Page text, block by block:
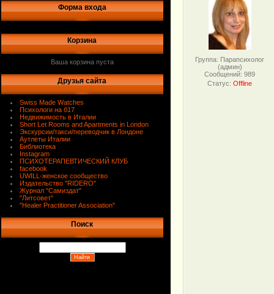
Форма входа
Корзина
Ваша корзина пуста
Друзья сайта
Swiss Made Watches
Психологи на б17
Недвижимость в Италии
Short Let Rooms and Apartments in London
Экскурсии/такси/переводчик в Лондоне
Аутлеты Италии
Библиотека
Instagram
ПСИХОТЕРАПЕВТИЧЕСКИЙ КЛУБ
facebook
UWILL-женское сообщество
Издательство "RIDERO"
Журнал "Самиздат"
"Литсовет"
"Healer Practitioner Association"
Поиск
Группа: Парапсихолог
(админ)
Сообщений:989
Статус:Offline